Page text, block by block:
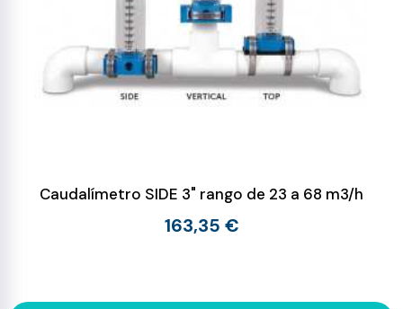
Caudalímetro SIDE 3" rango de 23 a 68 m3/h
163,35 €